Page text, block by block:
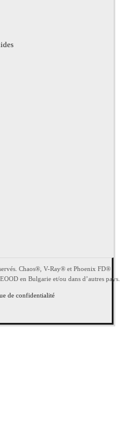
Chaos®, V-Ray® et Phoenix FD®
en Bulgarie et/ou dans d’autres pays.
de confidentialité